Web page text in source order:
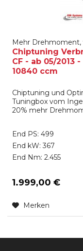
Mehr Drehmoment,
Chiptuning
CF - ab 05/2013
10840 ccm
Chiptuning und
Tuningbox vom
20% mehr
End PS: 499
End kW: 367
End Nm: 2.455
1.999,00 €
Merken